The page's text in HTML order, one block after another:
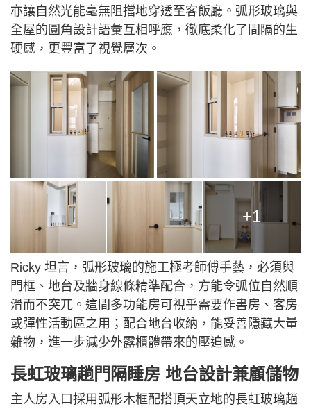
亦讓自然光能毫無阻擋地穿透至客飯廳。弧形玻璃與
全屋的圓角設計語彙互相呼應，徹底柔化了間隔的生
硬感，更豐富了視覺層次。
+1
Ricky 坦言，弧形玻璃的施工極考師傅手藝，必須與
門框、地台及牆身線條精準配合，方能令弧位自然順
滑而不突兀。這間多功能房可視乎需要作書房、客房
或彈性活動區之用；配合地台收納，能妥善隱藏大量
雜物，進一步減少外露櫃體帶來的壓迫感。
長虹玻璃趟門隔睡房 地台設計兼顧儲物
主人房入口採用弧形木框配搭頂天立地的長虹玻璃趟